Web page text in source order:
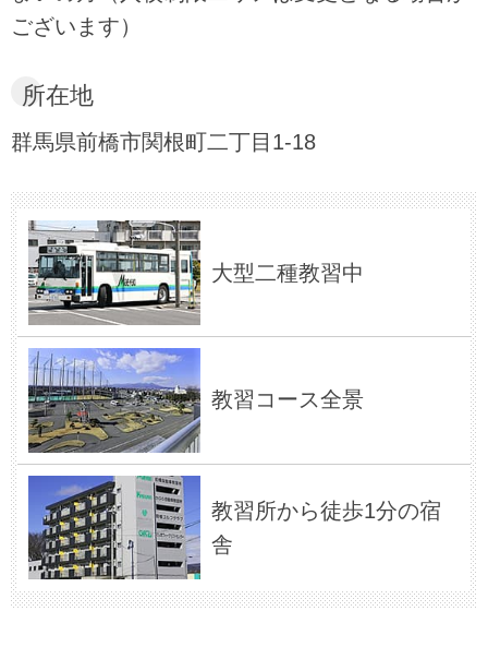
ございます）
所在地
群馬県前橋市関根町二丁目1-18
大型二種教習中
教習コース全景
教習所から徒歩1分の宿
舎